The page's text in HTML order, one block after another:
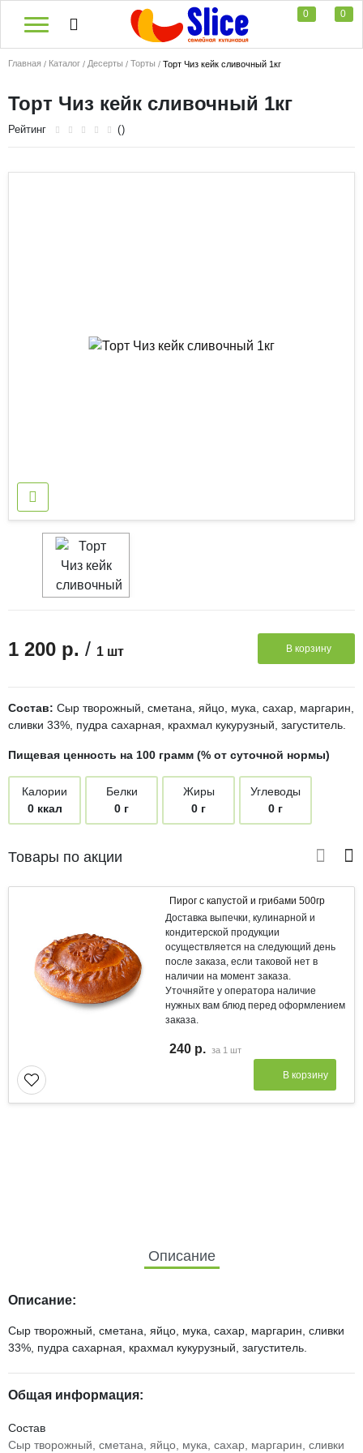
0 0
Главная Каталог Десерты Торты Торт Чиз кейк сливочный 1кг
Торт Чиз кейк сливочный 1кг
Рейтинг ()
1 200 р. / 1 шт В корзину
Состав: Сыр творожный, сметана, яйцо, мука, сахар, маргарин,
сливки 33%, пудра сахарная, крахмал кукурузный, загуститель.
Пищевая ценность на 100 грамм (% от суточной нормы)
Калории
0 ккал
Белки
0 г
Жиры
0 г
Углеводы
0 г
Товары по акции
Пирог с капустой и грибами 500гр
Доставка выпечки, кулинарной и
кондитерской продукции
осуществляется на следующий день
после заказа, если таковой нет в
наличии на момент заказа.
Уточняйте у оператора наличие
нужных вам блюд перед оформлением
заказа.
240 р. за 1 шт
В корзину
Описание
Описание:
Сыр творожный, сметана, яйцо, мука, сахар, маргарин, сливки
33%, пудра сахарная, крахмал кукурузный, загуститель.
Общая информация:
Состав
Сыр творожный, сметана, яйцо, мука, сахар, маргарин, сливки